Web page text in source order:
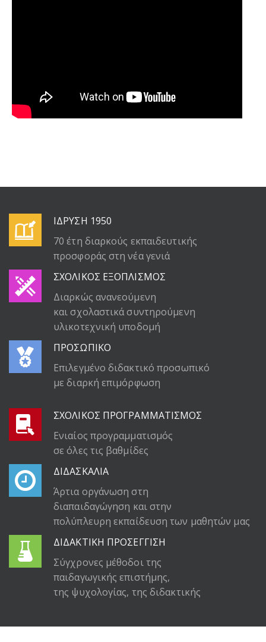
ΙΔΡΥΣΗ 1950
70 έτη διαρκούς εκπαιδευτικής
προσφοράς στη νέα γενιά
ΣΧΟΛΙΚΟΣ ΕΞΟΠΛΙΣΜΟΣ
Διαρκώς ανανεούμενη
και σχολαστικά συντηρούμενη
υλικοτεχνική υποδομή
ΠΡΟΣΩΠΙΚΟ
Επιλεγμένο διδακτικό προσωπικό
με διαρκή επιμόρφωση
ΣΧΟΛΙΚΟΣ ΠΡΟΓΡΑΜΜΑΤΙΣΜΟΣ
Ενιαίος προγραμματισμός
σε όλες τις βαθμίδες
ΔΙΔΑΣΚΑΛΙΑ
Άρτια οργάνωση στη
διαπαιδαγώγηση και στην
πολύπλευρη εκπαίδευση των μαθητών μας
ΔΙΔΑΚΤΙΚΗ ΠΡΟΣΕΓΓΙΣΗ
Σύγχρονες μέθοδοι της
παιδαγωγικής επιστήμης,
της ψυχολογίας, της διδακτικής